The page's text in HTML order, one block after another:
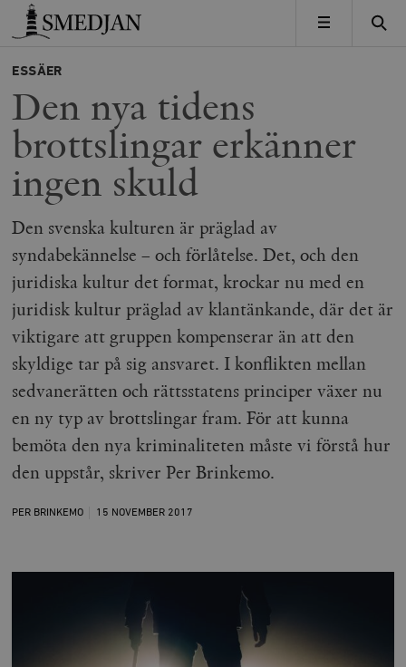
Timbro
MENY
ESSÄER
Den nya tidens
brottslingar erkänner
ingen skuld
Den svenska kulturen är präglad av
syndabekännelse – och förlåtelse. Det, och den
juridiska kultur det format, krockar nu med en
juridisk kultur präglad av klantänkande, där det är
viktigare att gruppen kompenserar än att den
skyldige tar på sig ansvaret. I konflikten mellan
sedvanerätten och rättsstatens principer växer nu
en ny typ av brottslingar fram. För att kunna
bemöta den nya kriminaliteten måste vi förstå hur
den uppstår, skriver Per Brinkemo.
PER BRINKEMO 15 NOVEMBER 2017